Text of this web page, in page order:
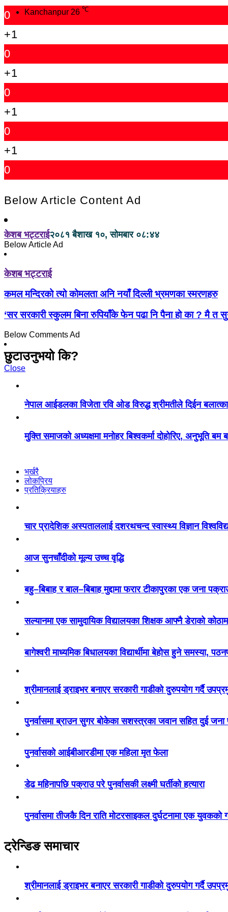
Kanchanpur 26 ℃
0
+1
0
+1
0
+1
0
+1
0
Below Article Content Ad
केशब भट्टराई२०८१ बैशाख १०, सोमबार ०८:४४
Below Article Ad
केशब भट्टराई
कमल मन्दिरको त्यो कोमलता अनि नयाँ दिल्ली भ्रमणका स्मरणहरु
‘सर सरकारी स्कुलम बिना रुपियाँके फेन पढा नि पैना हो का ? मै त
Below Comments Ad
छुटाउनुभयो कि?
Close
नेपाल आईडलका विजेता रवि ओड विरुद्ध श्रीमतीले दिईन
मुक्ति समाजको अध्यक्षमा मनोहर बिश्वकर्मा दोहोरिए, अनुभूति बम
भर्खरै
लोकप्रिय
प्रतिक्रियाहरु
चार प्रादेशिक अस्पताललाई दशरथचन्द स्वास्थ्य विज्ञान
आज सुनचाँदीको मूल्य उच्च वृद्धि
बहु–बिबाह र बाल–बिबाह मुद्दामा फरार टीकापुरका एक जना
सल्यानमा एक सामुदायिक विद्यालयका शिक्षक आफ्नै डेराको
बागेश्वरी माध्यमिक बिधालयका विद्यार्थीमा बेहोस हुने समस्या,
श्रीमानलाई ड्राइभर बनाएर सरकारी गाडीको दुरुपयोग गर्दै
पुनर्वासमा ब्राउन सुगर बोकेका सशस्त्रका जवान सहित दुई जना
पुनर्वासको आईबीआरडीमा एक महिला मृत फेला
डेढ महिनापछि पक्राउ परे पुनर्वासकी लक्ष्मी घर्तीको हत्यारा
पुनर्वासमा तीजकै दिन राति मोटरसाइकल दुर्घटनामा एक युवकको
ट्रेन्डिङ समाचार
श्रीमानलाई ड्राइभर बनाएर सरकारी गाडीको दुरुपयोग गर्दै